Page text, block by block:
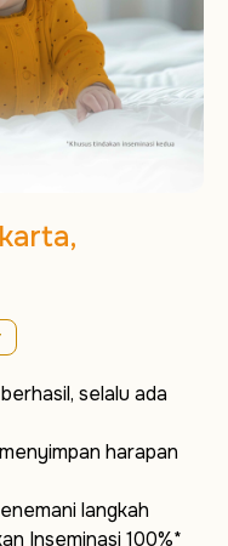
selalu ada
harapan
langkah
Inseminasi 100%*